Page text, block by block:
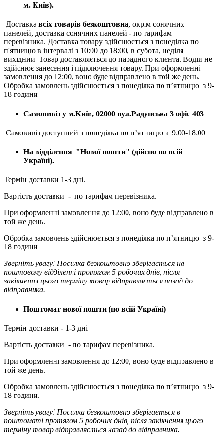
м. Київ).
Доставка всіх товарів безкоштовна, окрім сонячних
панелей, доставка сонячних панелей - по тарифам
перевізника. Доставка товару здійснюється з понеділка по
п'ятницю в інтервалі з 10:00 до 18:00, в субота, неділя
вихідний. Товар доставляється до парадного клієнта. Водій не
здійснює занесення і підключення товару. При оформленні
замовлення до 12:00, воно буде відправлено в той же день.
Обробка замовлень здійснюється з понеділка по п’ятницю з 9-
18 години
Самовивіз у м.Київ, 02000 вул.Радунська 3 офіс 403
Самовивіз доступний з понеділка по п’ятницю з 9:00-18:00
На відділення "Нової пошти" (дійсно по всій
Україні).
Термін доставки 1-3 дні.
Вартість доставки - по тарифам перевізника.
При оформленні замовлення до 12:00, воно буде відправлено в
той же день.
Обробка замовлень здійснюється з понеділка по п’ятницю з 9-
18 години
Зверніть увагу! Посилка безкоштовно зберігається на
поштовому відділенні протягом 5 робочих днів, після
закінчення цього терміну товар відправляється назад до
відправника.
Поштомат нової пошти (по всій Україні)
Термін доставки - 1-3 дні
Вартість доставки - по тарифам перевізника.
При оформленні замовлення до 12:00, воно буде відправлено в
той же день.
Обробка замовлень здійснюється з понеділка по п’ятницю з 9-
18 години.
Зверніть увагу! Посилка безкоштовно зберігається в
поштоматі протягом 5 робочих днів, після закінчення цього
терміну товар відправляється назад до відправника.